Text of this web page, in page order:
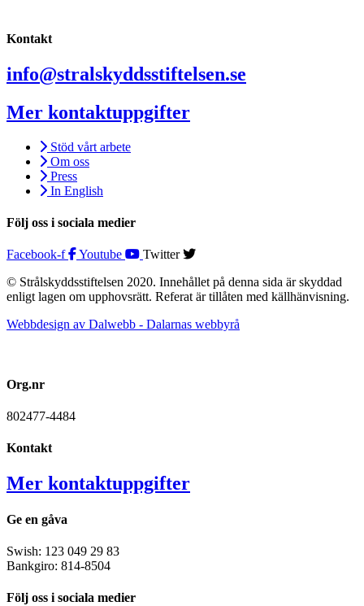
Kontakt
info@stralskyddsstiftelsen.se
Mer kontaktuppgifter
Stöd vårt arbete
Om oss
Press
In English
Följ oss i sociala medier
Facebook-f Youtube
Twitter
© Strålskyddsstiftelsen 2020. Innehållet på denna sida är skyddad
enligt lagen om upphovsrätt. Referat är tillåten med källhänvisning.
Webbdesign av Dalwebb - Dalarnas webbyrå
Org.nr
802477-4484
Kontakt
Mer kontaktuppgifter
Ge en gåva
Swish: 123 049 29 83
Bankgiro: 814-8504
Följ oss i sociala medier